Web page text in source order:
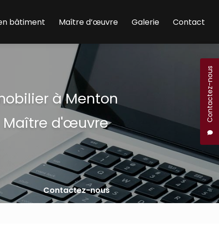
Contactez-nous
bâtiment Maître d’œuvre Galerie Contact
à Menton
Maître d'œuvre
Contactez-nous